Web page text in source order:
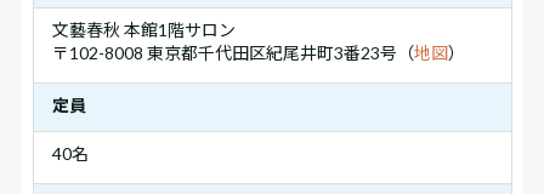
文藝春秋 本館1階サロン
〒102-8008 東京都千代田区紀尾井町3番23号（地図）
定員
40名